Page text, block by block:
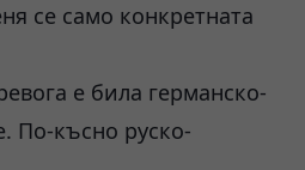
се само конкретната
е била германско-
По-късно руско-